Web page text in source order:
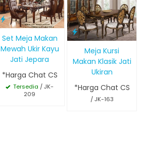
Set Meja Makan
Mewah Ukir Kayu
Jati Jepara
*Harga Chat CS
Tersedia / JK-
209
Meja Kursi
Makan Klasik Jati
Ukiran
*Harga Chat CS
/ JK-163